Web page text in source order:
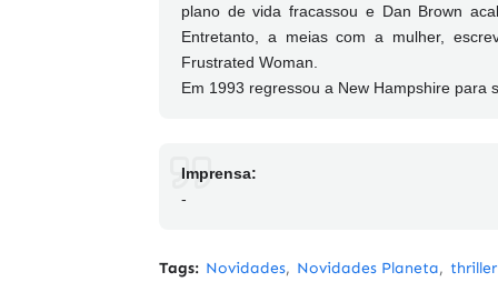
plano de vida fracassou e Dan Brown
Entretanto, a meias com a mulher,
Frustrated Woman.
Em 1993 regressou a New Hampshire para
Imprensa:
-
Tags: Novidades Novidades Planeta thriller